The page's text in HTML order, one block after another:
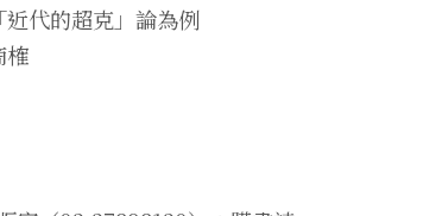
代的超克」論為例
榷